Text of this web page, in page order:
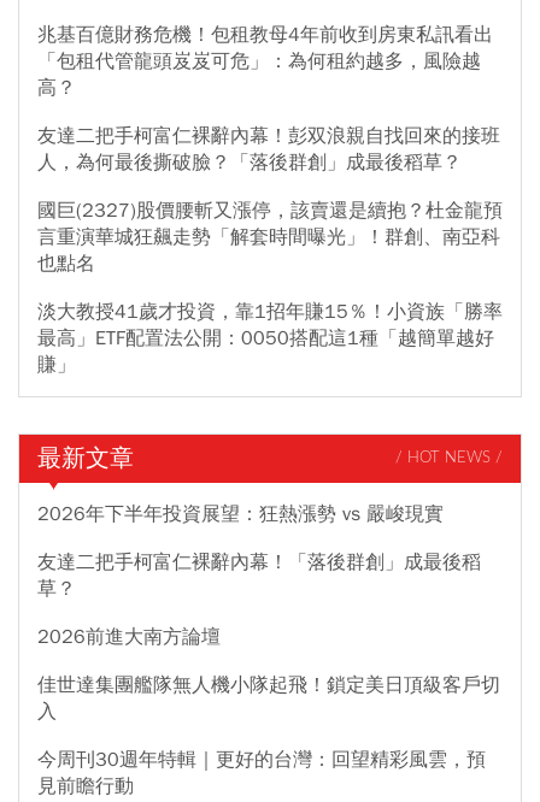
兆基百億財務危機！包租教母4年前收到房東私訊看出
「包租代管龍頭岌岌可危」：為何租約越多，風險越
高？
友達二把手柯富仁裸辭內幕！彭双浪親自找回來的接班
人，為何最後撕破臉？「落後群創」成最後稻草？
國巨(2327)股價腰斬又漲停，該賣還是續抱？杜金龍預
言重演華城狂飆走勢「解套時間曝光」！群創、南亞科
也點名
淡大教授41歲才投資，靠1招年賺15％！小資族「勝率
最高」ETF配置法公開：0050搭配這1種「越簡單越好
賺」
最新文章 / HOT NEWS /
2026年下半年投資展望：狂熱漲勢 vs 嚴峻現實
友達二把手柯富仁裸辭內幕！「落後群創」成最後稻
草？
2026前進大南方論壇
佳世達集團艦隊無人機小隊起飛！鎖定美日頂級客戶切
入
今周刊30週年特輯｜更好的台灣：回望精彩風雲，預
見前瞻行動